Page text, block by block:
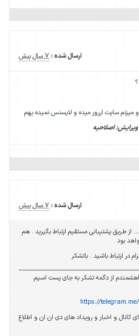
ارسال شده : 7 سال پیش
میزنم سایت اررور میده و لایسنس نمیده بهم
اصلاحیه
ارسال شده : 7 سال پیش
طریق پشتیبانی مستقیم ارتباط بگیرید . هم
بود .
در ارتباط باشید . باتشکر
از دگمه تشکر به جای پست اسپم
https://
و اخبار و رویداد های دی ان ان و اطلاع